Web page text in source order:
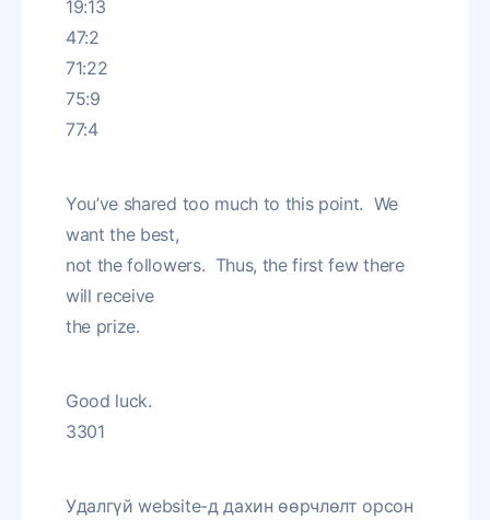
19:13
47:2
71:22
75:9
77:4
You’ve shared too much to this point. We
want the best,
not the followers. Thus, the first few there
will receive
the prize.
Good luck.
3301
Удалгүй website-д дахин өөрчлөлт орсон